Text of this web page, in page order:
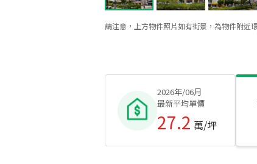
請注意，上方物件照片如有街景，為物件附近
2026年/06月
最新平均單價
27.2 萬/坪